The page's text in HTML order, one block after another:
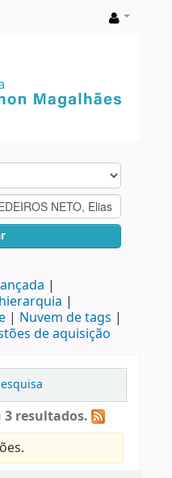
Nuvem de tags
de aquisição
resultados.